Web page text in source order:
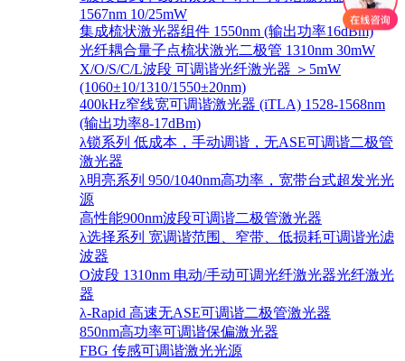
1567nm 10/25mW
集成梳状激光器组件 1550nm (输出功率16dBm)
光纤耦合量子点梳状激光二极管 1310nm 30mW
X/O/S/C/L波段 可调谐光纤激光器 ＞5mW
(1060±10/1310/1550±20nm)
400kHz窄线宽可调谐激光器 (iTLA) 1528-1568nm
(输出功率8-17dBm)
λ锁系列 低成本，手动调谐，无ASE可调谐二极管
激光器
λ明亮系列 950/1040nm高功率，宽带台式超发光光
源
高性能900nm波段可调谐二极管激光器
λ选择系列 宽调谐范围、窄带、低损耗可调谐光滤
波器
O波段 1310nm 电动/手动可调光纤激光器光纤激光
器
λ-Rapid 高速无ASE可调谐二极管激光器
850nm高功率可调谐保偏激光器
FBG 传感可调谐激光光源